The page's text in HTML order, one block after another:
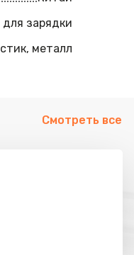
для зарядки
металл
Смотреть все